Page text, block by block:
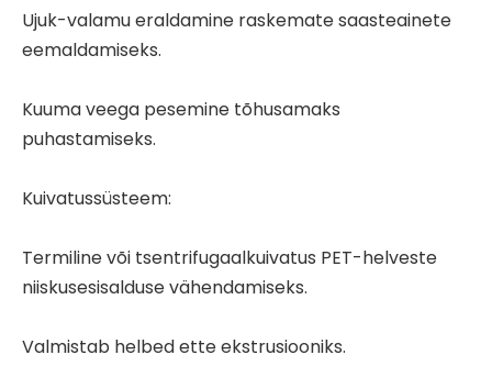
Ujuk-valamu eraldamine raskemate saasteainete
eemaldamiseks.
Kuuma veega pesemine tõhusamaks
puhastamiseks.
Kuivatussüsteem:
Termiline või tsentrifugaalkuivatus PET-helveste
niiskusesisalduse vähendamiseks.
Valmistab helbed ette ekstrusiooniks.